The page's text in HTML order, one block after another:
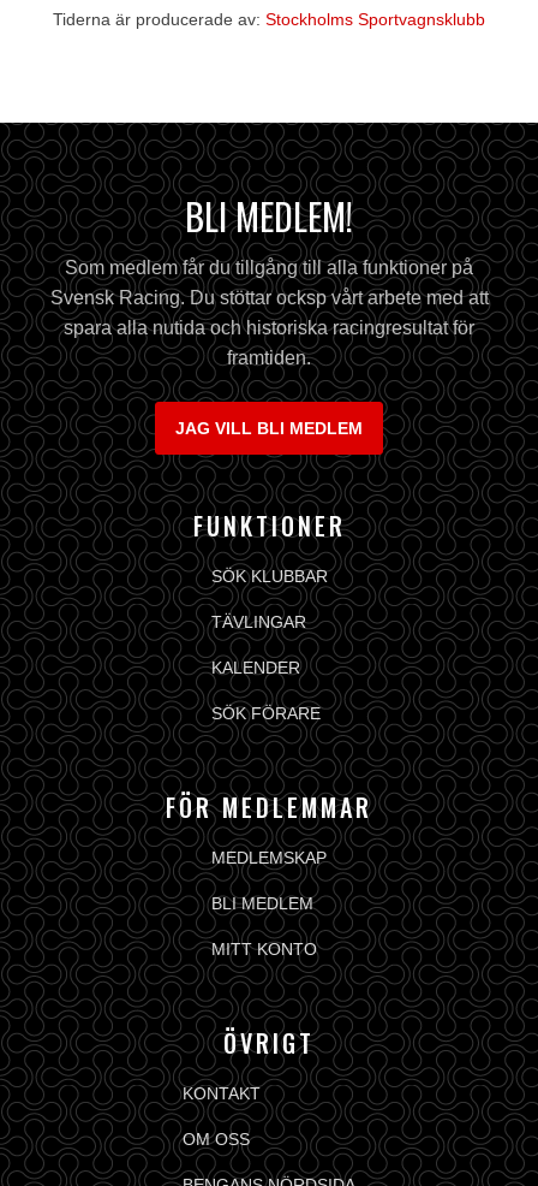
Tiderna är producerade av: Stockholms Sportvagnsklubb
BLI MEDLEM!
Som medlem får du tillgång till alla funktioner på
Svensk Racing. Du stöttar ocksp vårt arbete med att
spara alla nutida och historiska racingresultat för
framtiden.
JAG VILL BLI MEDLEM
FUNKTIONER
SÖK KLUBBAR
TÄVLINGAR
KALENDER
SÖK FÖRARE
FÖR MEDLEMMAR
MEDLEMSKAP
BLI MEDLEM
MITT KONTO
ÖVRIGT
KONTAKT
OM OSS